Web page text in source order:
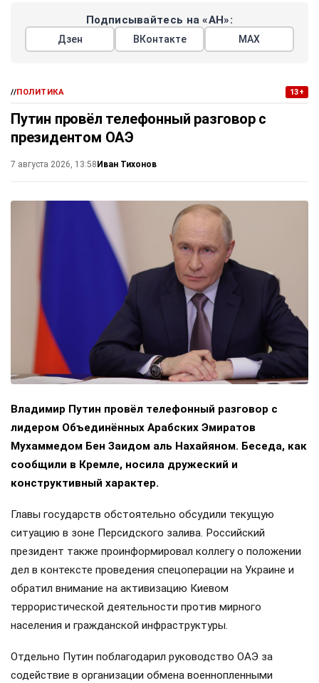
Подписывайтесь на «АН»:
Дзен ВКонтакте МАХ
//ПОЛИТИКА 13+
Путин провёл телефонный разговор с
президентом ОАЭ
7 августа 2026, 13:58 Иван Тихонов
Владимир Путин провёл телефонный разговор с
лидером Объединённых Арабских Эмиратов
Мухаммедом Бен Заидом аль Нахайяном. Беседа, как
сообщили в Кремле, носила дружеский и
конструктивный характер.
Главы государств обстоятельно обсудили текущую
ситуацию в зоне Персидского залива. Российский
президент также проинформировал коллегу о положении
дел в контексте проведения спецоперации на Украине и
обратил внимание на активизацию Киевом
террористической деятельности против мирного
населения и гражданской инфраструктуры.
Отдельно Путин поблагодарил руководство ОАЭ за
содействие в организации обмена военнопленными